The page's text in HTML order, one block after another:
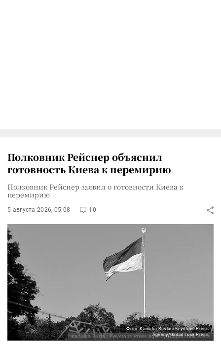
Полковник Рейснер объяснил
готовность Киева к перемирию
Полковник Рейснер заявил о готовности Киева к
перемирию
5 августа 2026, 05:08 10
Фото: Kaniuka Ruslan/Keystone Press
Agency/Global Look Press